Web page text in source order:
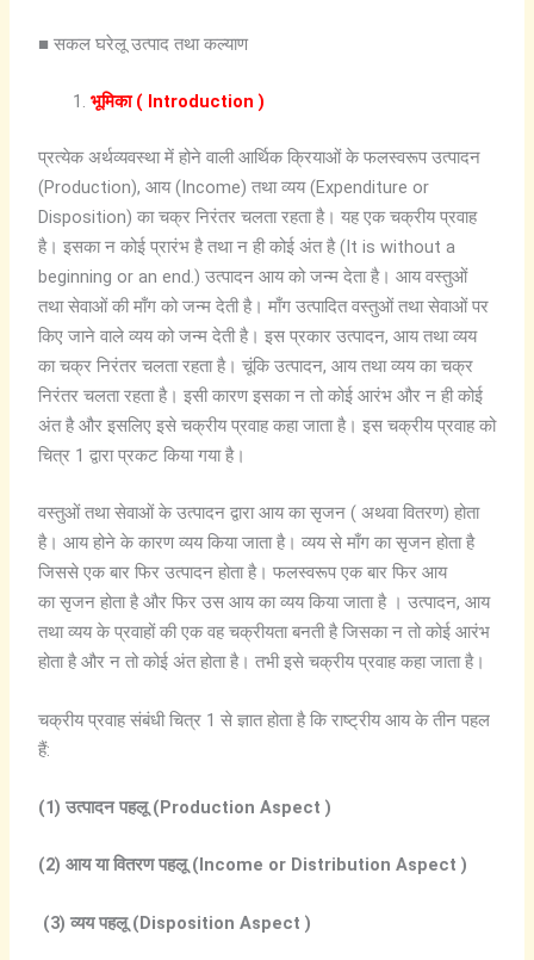
■ सकल घरेलू उत्पाद तथा कल्याण
भूमिका ( Introduction )
प्रत्येक अर्थव्यवस्था में होने वाली आर्थिक क्रियाओं के फलस्वरूप उत्पादन
(Production), आय (Income) तथा व्यय (Expenditure or
Disposition) का चक्र निरंतर चलता रहता है। यह एक चक्रीय प्रवाह
है। इसका न कोई प्रारंभ है तथा न ही कोई अंत है (It is without a
beginning or an end.) उत्पादन आय को जन्म देता है। आय वस्तुओं
तथा सेवाओं की माँग को जन्म देती है। माँग उत्पादित वस्तुओं तथा सेवाओं पर
किए जाने वाले व्यय को जन्म देती है। इस प्रकार उत्पादन, आय तथा व्यय
का चक्र निरंतर चलता रहता है। चूंकि उत्पादन, आय तथा व्यय का चक्र
निरंतर चलता रहता है। इसी कारण इसका न तो कोई आरंभ और न ही कोई
अंत है और इसलिए इसे चक्रीय प्रवाह कहा जाता है। इस चक्रीय प्रवाह को
चित्र 1 द्वारा प्रकट किया गया है।
वस्तुओं तथा सेवाओं के उत्पादन द्वारा आय का सृजन ( अथवा वितरण) होता
है। आय होने के कारण व्यय किया जाता है। व्यय से माँग का सृजन होता है
जिससे एक बार फिर उत्पादन होता है। फलस्वरूप एक बार फिर आय
का सृजन होता है और फिर उस आय का व्यय किया जाता है । उत्पादन, आय
तथा व्यय के प्रवाहों की एक वह चक्रीयता बनती है जिसका न तो कोई आरंभ
होता है और न तो कोई अंत होता है। तभी इसे चक्रीय प्रवाह कहा जाता है।
चक्रीय प्रवाह संबंधी चित्र 1 से ज्ञात होता है कि राष्ट्रीय आय के तीन पहल
हैं:
(1) उत्पादनपहलू (Production Aspect )
(2) आययावितरणपहलू (Income or Distribution Aspect )
(3) व्ययपहलू (Disposition Aspect )